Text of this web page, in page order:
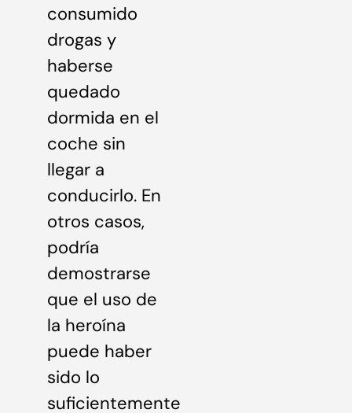
consumido
drogas y
haberse
quedado
dormida en el
coche sin
llegar a
conducirlo. En
otros casos,
podría
demostrarse
que el uso de
la heroína
puede haber
sido lo
suficientemente